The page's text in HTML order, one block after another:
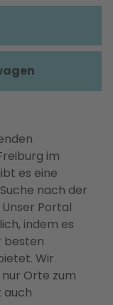
im
es eine
nach der
Portal
indem es
besten
Wir
Orte zum
auch